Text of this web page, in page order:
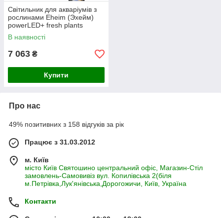
Світильник для акваріумів з
рослинами Eheim (Эхейм)
powerLED+ fresh plants
360мм - 9,8 W
В наявності
7 063 ₴
Купити
Про нас
49% позитивних з 158 відгуків за рік
Працює з 31.03.2012
м. Київ
місто Київ Святошино центральний офіс, Магазин-Стіл
замовлень-Самовивіз вул. Копилівська 2(біля
м.Петрівка,Лук'янівська,Дорогожичи, Київ, Україна
Контакти